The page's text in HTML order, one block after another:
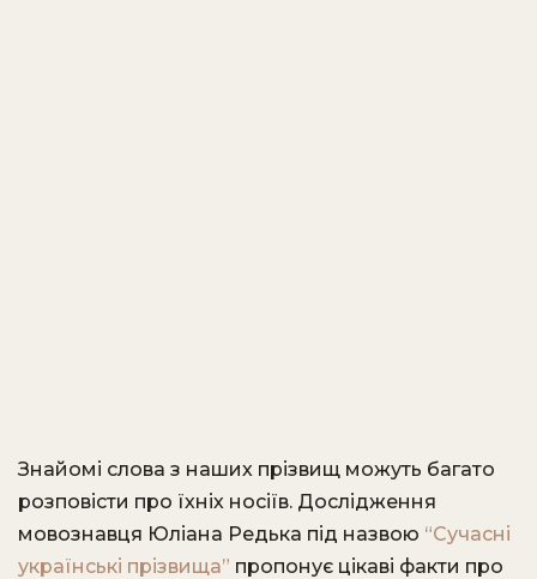
Знайомі слова з наших прізвищ можуть багато
розповісти про їхніх носіїв. Дослідження
мовознавця Юліана Редька під назвою “Сучасні
українські прізвища” пропонує цікаві факти про